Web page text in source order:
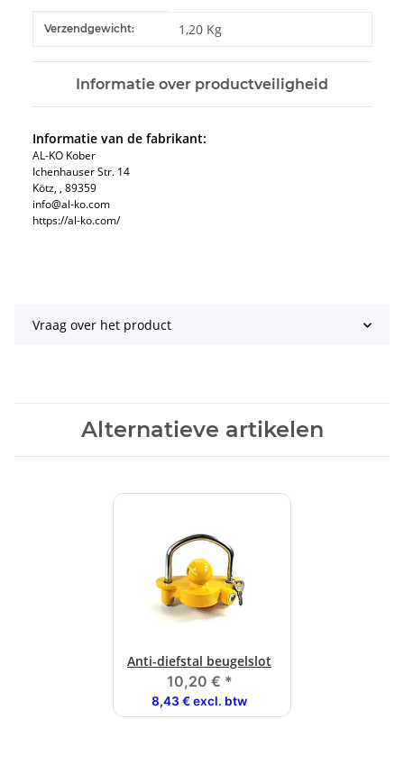
#productDetails.itemInformation#
#productDetails.itemValue#
Verzendgewicht: 1,20 Kg
Informatie over productveiligheid
Informatie van de fabrikant:
AL-KO Kober
Ichenhauser Str. 14
Kötz, , 89359
info@al-ko.com
https://al-ko.com/
Vraag over het product
Alternatieve artikelen
Anti-diefstal beugelslot
10,20 € *
8,43 € excl. btw